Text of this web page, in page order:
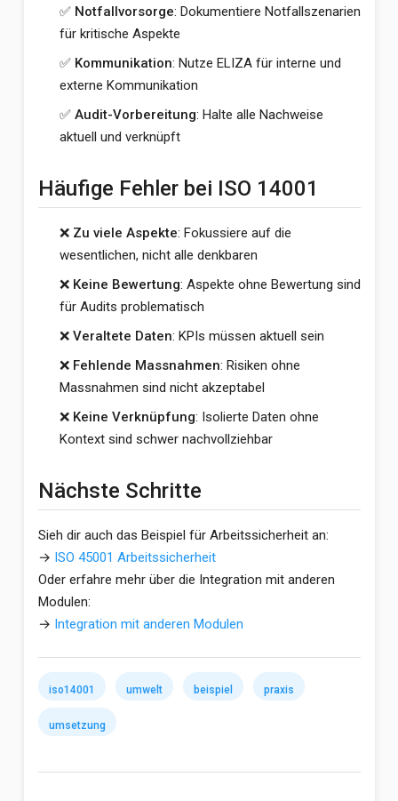
✅ Notfallvorsorge: Dokumentiere Notfallszenarien
für kritische Aspekte
✅ Kommunikation: Nutze ELIZA für interne und
externe Kommunikation
✅ Audit-Vorbereitung: Halte alle Nachweise
aktuell und verknüpft
Häufige Fehler bei ISO 14001
❌ Zu viele Aspekte: Fokussiere auf die
wesentlichen, nicht alle denkbaren
❌ Keine Bewertung: Aspekte ohne Bewertung sind
für Audits problematisch
❌ Veraltete Daten: KPIs müssen aktuell sein
❌ Fehlende Massnahmen: Risiken ohne
Massnahmen sind nicht akzeptabel
❌ Keine Verknüpfung: Isolierte Daten ohne
Kontext sind schwer nachvollziehbar
Nächste Schritte
Sieh dir auch das Beispiel für Arbeitssicherheit an:
→ ISO 45001 Arbeitssicherheit
Oder erfahre mehr über die Integration mit anderen
Modulen:
→ Integration mit anderen Modulen
iso14001 umwelt beispiel praxis
umsetzung